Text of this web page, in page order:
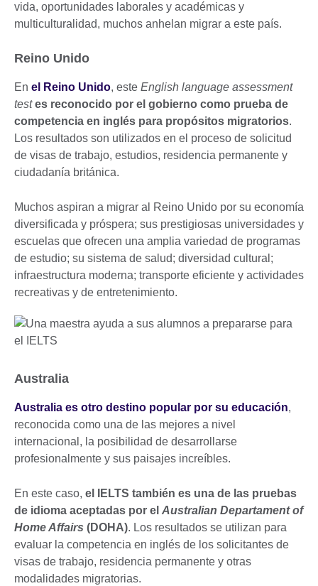
vida, oportunidades laborales y académicas y
multiculturalidad, muchos anhelan migrar a este país.
Reino Unido
En el Reino Unido, este English language assessment
test es reconocido por el gobierno como prueba de
competencia en inglés para propósitos migratorios.
Los resultados son utilizados en el proceso de solicitud
de visas de trabajo, estudios, residencia permanente y
ciudadanía británica.
Muchos aspiran a migrar al Reino Unido por su economía
diversificada y próspera; sus prestigiosas universidades y
escuelas que ofrecen una amplia variedad de programas
de estudio; su sistema de salud; diversidad cultural;
infraestructura moderna; transporte eficiente y actividades
recreativas y de entretenimiento.
Australia
Australia es otro destino popular por su educación,
reconocida como una de las mejores a nivel
internacional, la posibilidad de desarrollarse
profesionalmente y sus paisajes increíbles.
En este caso, el IELTS también es una de las pruebas
de idioma aceptadas por el Australian Departament of
Home Affairs (DOHA). Los resultados se utilizan para
evaluar la competencia en inglés de los solicitantes de
visas de trabajo, residencia permanente y otras
modalidades migratorias.